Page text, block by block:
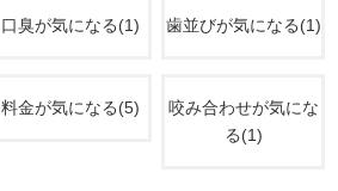
口臭が気になる(1) 歯並びが気になる(1)
料金が気になる(5)
咬み合わせが気にな
る(1)